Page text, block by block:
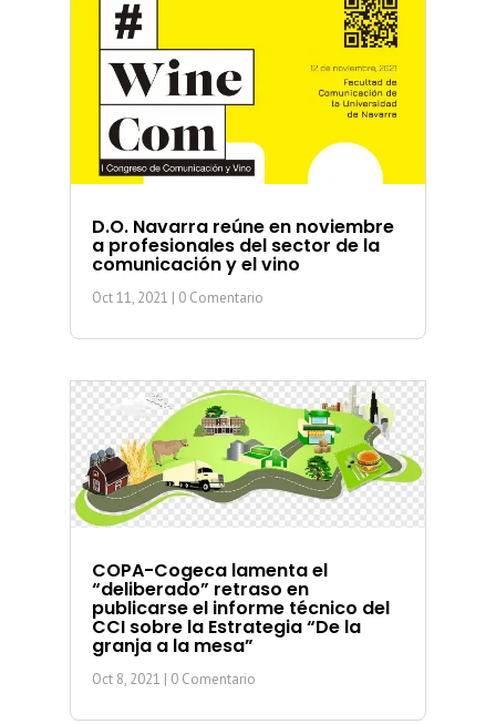
D.O. Navarra reúne en noviembre
a profesionales del sector de la
comunicación y el vino
Oct 11, 2021 | 0 Comentario
COPA-Cogeca lamenta el
“deliberado” retraso en
publicarse el informe técnico del
CCI sobre la Estrategia “De la
granja a la mesa”
Oct 8, 2021 | 0 Comentario